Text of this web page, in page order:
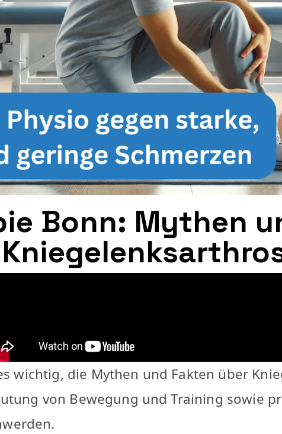
Bonn: Mythen
wichtig, die Mythen und Fakten über
von Bewegung und Training sowie